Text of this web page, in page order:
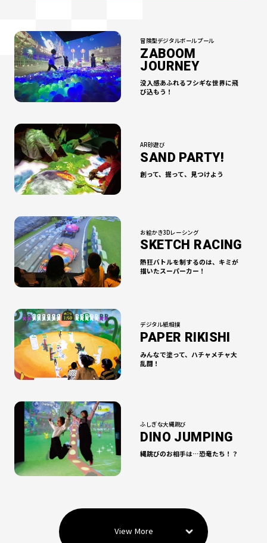
冒険型デジタルボールプール
ZABOOM
JOURNEY
没入感あふれるフシギな世界に飛
び込もう！
AR砂遊び
SAND PARTY!
創って、掘って、 見つけよう
お絵かき3Dレーシング
SKETCH RACING
熱狂バトルを制するのは、 キミが
描いたスーパーカー！
デジタル紙相撲
PAPER RIKISHI
みんなで塗って、 ハチャメチャ大
乱闘！
ふしぎな大縄跳び
DINO JUMPING
縄跳びのお相手は…恐竜たち！？
View More